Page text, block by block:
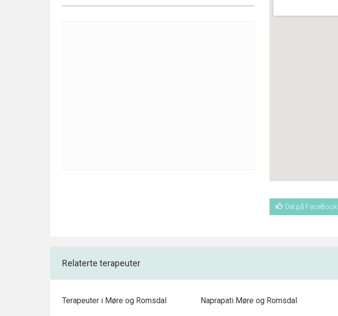
Del på FaceBook
Relaterte terapeuter
Terapeuter i Møre og Romsdal Naprapati Møre og Romsdal